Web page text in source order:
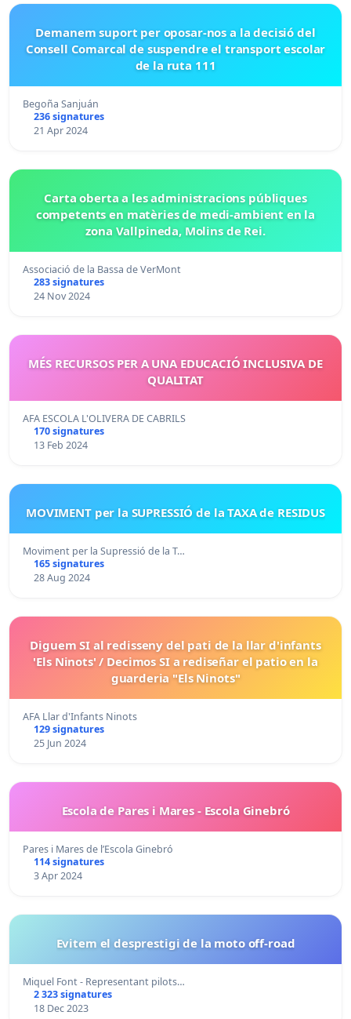
Demanem suport per oposar-nos a la decisió del
Consell Comarcal de suspendre el transport escolar
de la ruta 111
Begoña Sanjuán
236 signatures
21 Apr 2024
Carta oberta a les administracions públiques
competents en matèries de medi-ambient en la
zona Vallpineda, Molins de Rei.
Associació de la Bassa de VerMont
283 signatures
24 Nov 2024
MÉS RECURSOS PER A UNA EDUCACIÓ INCLUSIVA DE
QUALITAT
AFA ESCOLA L'OLIVERA DE CABRILS
170 signatures
13 Feb 2024
MOVIMENT per la SUPRESSIÓ de la TAXA de RESIDUS
Moviment per la Supressió de la T…
165 signatures
28 Aug 2024
Diguem SI al redisseny del pati de la llar d'infants
'Els Ninots' / Decimos SI a rediseñar el patio en la
guarderia "Els Ninots"
AFA Llar d'Infants Ninots
129 signatures
25 Jun 2024
Escola de Pares i Mares - Escola Ginebró
Pares i Mares de l’Escola Ginebró
114 signatures
3 Apr 2024
Evitem el desprestigi de la moto off-road
Miquel Font - Representant pilots…
2 323 signatures
18 Dec 2023